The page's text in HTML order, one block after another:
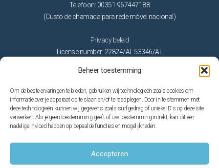
Beheer toestemming
Om de beste ervaringen te bieden, gebruiken wij technologieën zoals cookies om
informatie over je apparaat op te slaan en/of te raadplegen. Door in te stemmen met
deze technologieën kunnen wij gegevens zoals surfgedrag of unieke ID's op deze site
verwerken. Als je geen toestemming geeft of uw toestemming intrekt, kan dit een
nadelige invloed hebben op bepaalde functies en mogelijkheden.
Accepteren
Telefoon: 00351 967447188
(Custo de chamada para rede móvel nacional)
Privacy beleid
License number: 22824/AL 53346/AL
Golf
Natuur
Op het water
Trouwen in de Algarve